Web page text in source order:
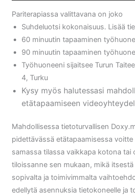
Pariterapiassa valittavana on joko
Suhdeluotsi kokonaisuus. Lisää
60 minuutin tapaaminen
90 minuutin tapaaminen
Työhuoneeni sijaitsee Turun
4, Turku
Kysy myös halutessasi
etätapaamiseen
Mahdollisessa tietoturvallisen
pidettävässä etätapaamisessa
samassa tilassa vaikkapa kotona tai
tiloissanne sen mukaan, mikä
sopivalta ja toimivimmalta
edellytä asennuksia tietokoneelle ja